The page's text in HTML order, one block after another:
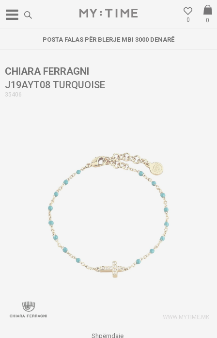
0
0
POSTA FALAS PËR BLERJE MBI 3000 DENARË
CHIARA FERRAGNI
J19AYT08 TURQUOISE
35406
Shpërndaje